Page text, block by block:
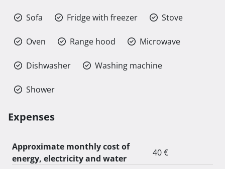
Sofa Fridge with freezer Stove
Oven Range hood Microwave
Dishwasher Washing machine
Shower
Expenses
Approximate monthly cost of
energy, electricity and water
40 €